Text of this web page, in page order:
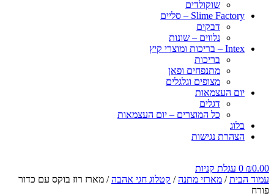
שוקולדים
Slime Factory – סליים
דבקים
נלווים – שונות
Intex – בריכות ומוצרי קיץ
בריכות
מתנפחים ופאן
מצופים וגלגלים
יום העצמאות
דגלים
כל המוצרים – יום העצמאות
בלוג
הצהרת נגישות
₪0.00
0 עגלת קניות
עמוד הבית/ מארזי מתנה/ קטלוג חגי אהבה/ מארז רוז בוקס עם כדור
פורח